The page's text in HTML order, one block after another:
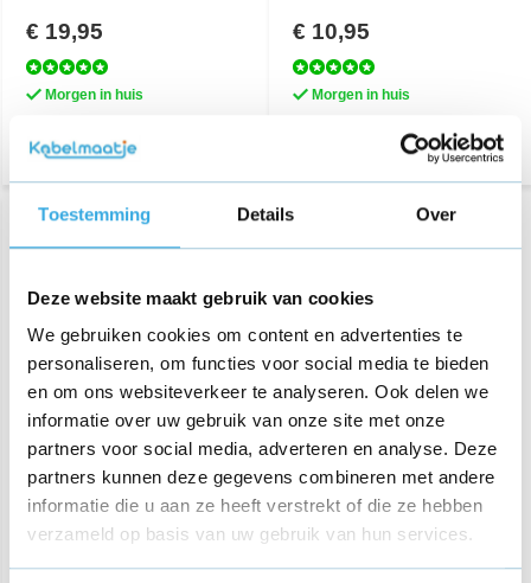
Toestemming Details Over
Deze website maakt gebruik van cookies
We gebruiken cookies om content en advertenties te
personaliseren, om functies voor social media te bieden
en om ons websiteverkeer te analyseren. Ook delen we
informatie over uw gebruik van onze site met onze
partners voor social media, adverteren en analyse. Deze
partners kunnen deze gegevens combineren met andere
informatie die u aan ze heeft verstrekt of die ze hebben
verzameld op basis van uw gebruik van hun services.
€ 19,95
Morgen in huis
€ 10,95
Morgen in huis
Originele Motorola USB
snellader 15W + USB-C
kabel Zwart
€ 24,95